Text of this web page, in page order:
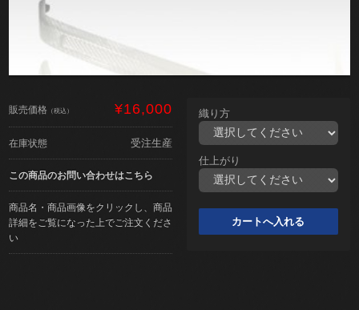
販売価格 （税込） ¥16,000
在庫状態 受注生産
この商品のお問い合わせはこちら
商品名・商品画像をクリックし、商品
詳細をご覧になった上でご注文くださ
い
織り方
仕上がり